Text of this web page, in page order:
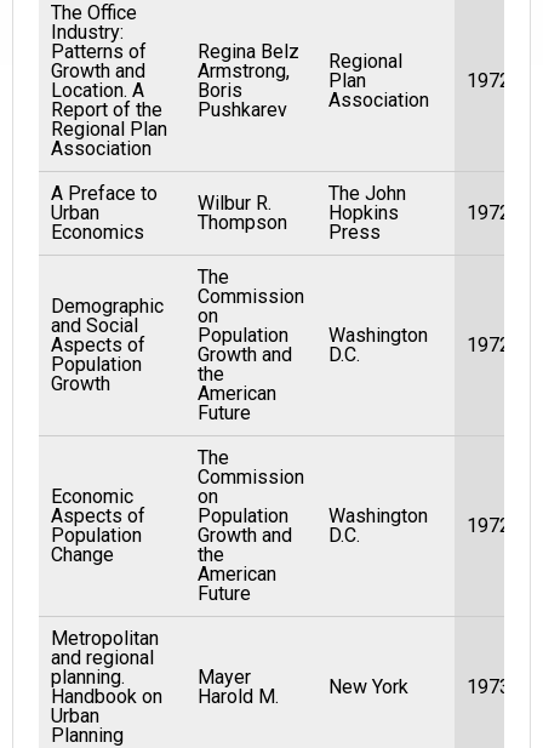
The Office
Industry:
Patterns of
Growth and
Location. A
Report of the
Regional Plan
Association
Regina Belz
Armstrong,
Boris
Pushkarev
Regional
Plan
Association
1972
A Preface to
Urban
Economics
Wilbur R.
Thompson
The John
Hopkins
Press
1972
Demographic
and Social
Aspects of
Population
Growth
The
Commission
on
Population
Growth and
the
American
Future
Washington
D.C.
1972
Economic
Aspects of
Population
Change
The
Commission
on
Population
Growth and
the
American
Future
Washington
D.C.
1972
Metropolitan
and regional
planning.
Handbook on
Urban
Planning
Mayer
Harold M.
New York 1973